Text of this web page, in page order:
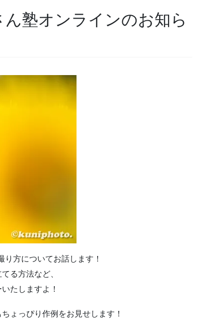
塾オンラインのお知ら
方についてお話します！
る方法など、
たしますよ！
ょっぴり作例をお見せします！